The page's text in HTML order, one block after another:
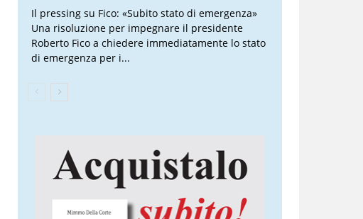
Il pressing su Fico: «Subito stato di emergenza»
Una risoluzione per impegnare il presidente
Roberto Fico a chiedere immediatamente lo stato
di emergenza per i...